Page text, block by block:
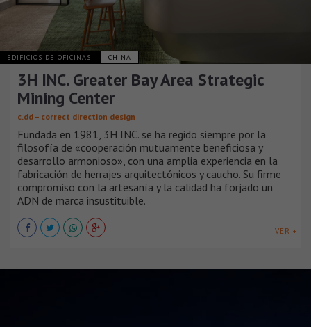
EDIFICIOS DE OFICINAS CHINA
3H INC. Greater Bay Area Strategic
Mining Center
c.dd – correct direction design
Fundada en 1981, 3H INC. se ha regido siempre por la
filosofía de «cooperación mutuamente beneficiosa y
desarrollo armonioso», con una amplia experiencia en la
fabricación de herrajes arquitectónicos y caucho. Su firme
compromiso con la artesanía y la calidad ha forjado un
ADN de marca insustituible.
VER +